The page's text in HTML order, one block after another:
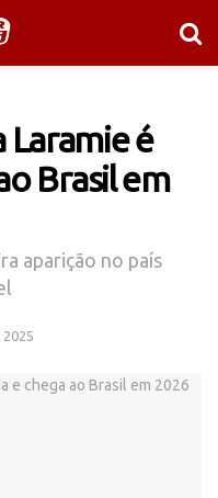
Laramie é
Brasil em
aparição no país